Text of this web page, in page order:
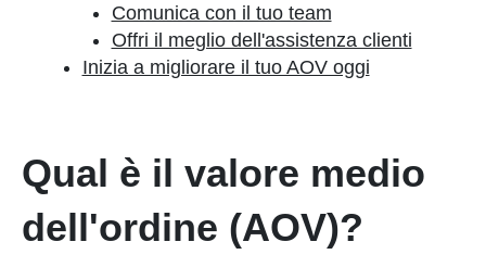
Comunica con il tuo team
Offri il meglio dell'assistenza clienti
Inizia a migliorare il tuo AOV oggi
Qual è il valore medio
dell'ordine (AOV)?